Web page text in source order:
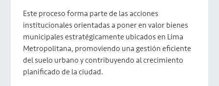
Este proceso forma parte de las acciones
institucionales orientadas a poner en valor bienes
municipales estratégicamente ubicados en Lima
Metropolitana, promoviendo una gestión eficiente
del suelo urbano y contribuyendo al crecimiento
planificado de la ciudad.